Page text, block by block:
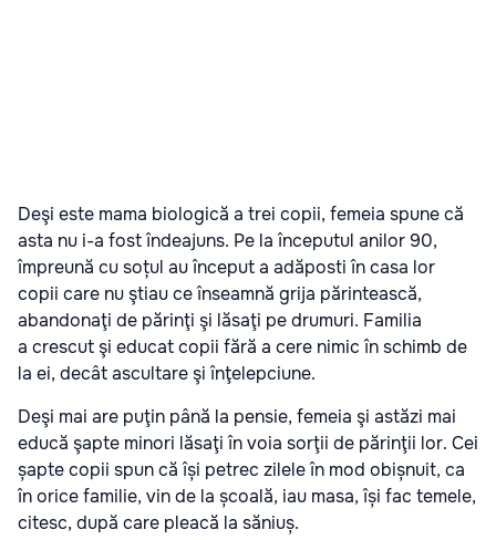
Deşi este mama biologică a trei copii, femeia spune că
asta nu i-a fost îndeajuns. Pe la începutul anilor 90,
împreună cu soțul au început a adăposti în casa lor
copii care nu ştiau ce înseamnă grija părintească,
abandonaţi de părinţi şi lăsaţi pe drumuri. Familia
a crescut şi educat copii fără a cere nimic în schimb de
la ei, decât ascultare şi înţelepciune.
Deşi mai are puţin până la pensie, femeia şi astăzi mai
educă şapte minori lăsaţi în voia sorţii de părinţii lor. Cei
șapte copii spun că își petrec zilele în mod obișnuit, ca
în orice familie, vin de la școală, iau masa, își fac temele,
citesc, după care pleacă la săniuș.